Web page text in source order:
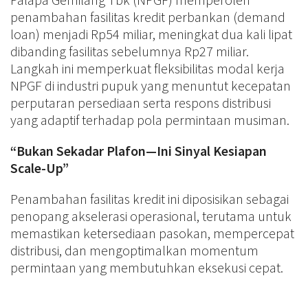
penambahan fasilitas kredit perbankan (demand
loan) menjadi Rp54 miliar, meningkat dua kali lipat
dibanding fasilitas sebelumnya Rp27 miliar.
Langkah ini memperkuat fleksibilitas modal kerja
NPGF di industri pupuk yang menuntut kecepatan
perputaran persediaan serta respons distribusi
yang adaptif terhadap pola permintaan musiman.
“Bukan Sekadar Plafon—Ini Sinyal Kesiapan
Scale-Up”
Penambahan fasilitas kredit ini diposisikan sebagai
penopang akselerasi operasional, terutama untuk
memastikan ketersediaan pasokan, mempercepat
distribusi, dan mengoptimalkan momentum
permintaan yang membutuhkan eksekusi cepat.